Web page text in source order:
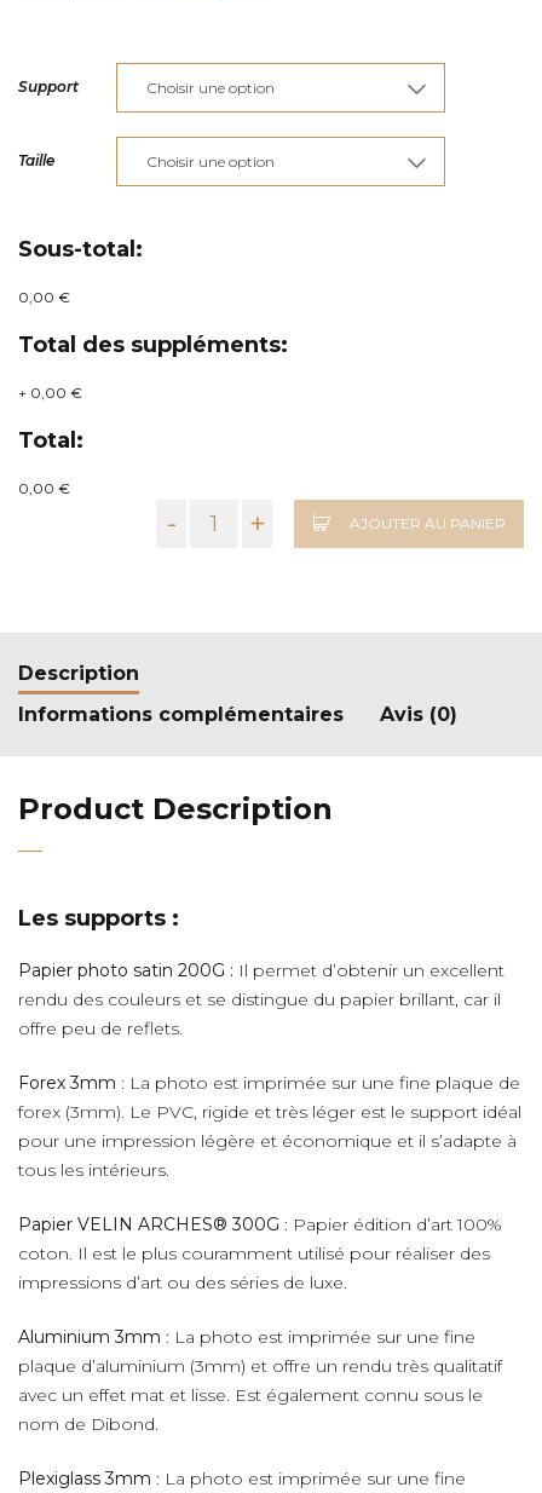
prix :
€90,00
à
€285,00
Support
Taille
Sous-total:
0,00 €
Total des suppléments:
+ 0,00 €
Total:
0,00 €
- + AJOUTER AU PANIER
Description
Informations complémentaires
Avis (0)
Product Description
Les supports :
Papier photo satin 200G : Il permet d’obtenir un excellent
rendu des couleurs et se distingue du papier brillant, car il
offre peu de reflets.
Forex 3mm : La photo est imprimée sur une fine plaque de
forex (3mm). Le PVC, rigide et très léger est le support idéal
pour une impression légère et économique et il s’adapte à
tous les intérieurs.
Papier VELIN ARCHES® 300G : Papier édition d’art 100%
coton. Il est le plus couramment utilisé pour réaliser des
impressions d’art ou des séries de luxe.
Aluminium 3mm : La photo est imprimée sur une fine
plaque d’aluminium (3mm) et offre un rendu très qualitatif
avec un effet mat et lisse. Est également connu sous le
nom de Dibond.
Plexiglass 3mm : La photo est imprimée sur une fine